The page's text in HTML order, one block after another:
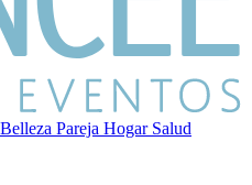
Belleza Pareja Hogar Salud